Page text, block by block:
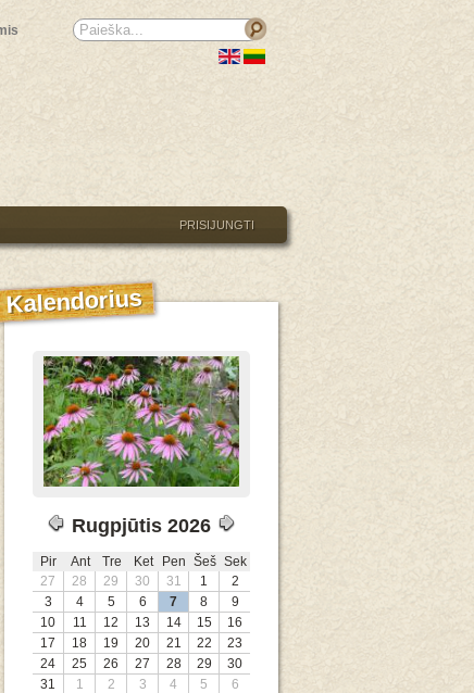
PRISIJUNGTI
Kalendorius
Rugpjūtis 2026
Pir Ant Tre Ket Pen Šeš Sek
27
28 29 30 31 1
2
3
4 5 6 7 8
9
10
11 12 13 14 15
16
17
18 19 20 21 22
23
24
25 26 27 28 29
30
31
1 2 3 4 5 6